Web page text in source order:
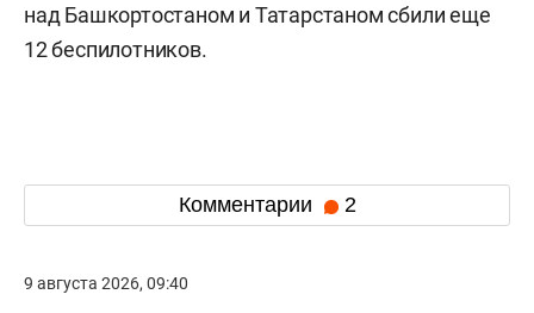
над Башкортостаном и Татарстаном сбили еще
12 беспилотников.
Комментарии 2
9 августа 2026, 09:40